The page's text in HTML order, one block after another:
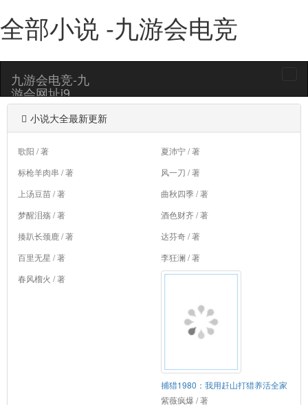
全部小说 -九游会电竞
九游会电竞-九
游会网址j9
小说大全最新更新
歌阳 / 著
夏沛宁 / 著
标枪羊肉串 / 著
风一刀 / 著
上汤豆苗 / 著
曲秋四季 / 著
梦醒泪殇 / 著
酒色财齐 / 著
揍趴长颈鹿 / 著
达芬奇 / 著
百里无星 / 著
李狂澜 / 著
春风榴火 / 著
捕猎1980：我用赶山打猎养活全家
紫薇疯爆 / 著